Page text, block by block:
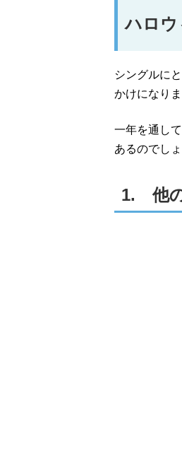
ハロウ
シングルに
かけになりま
一年を通し
あるのでし
1. 他